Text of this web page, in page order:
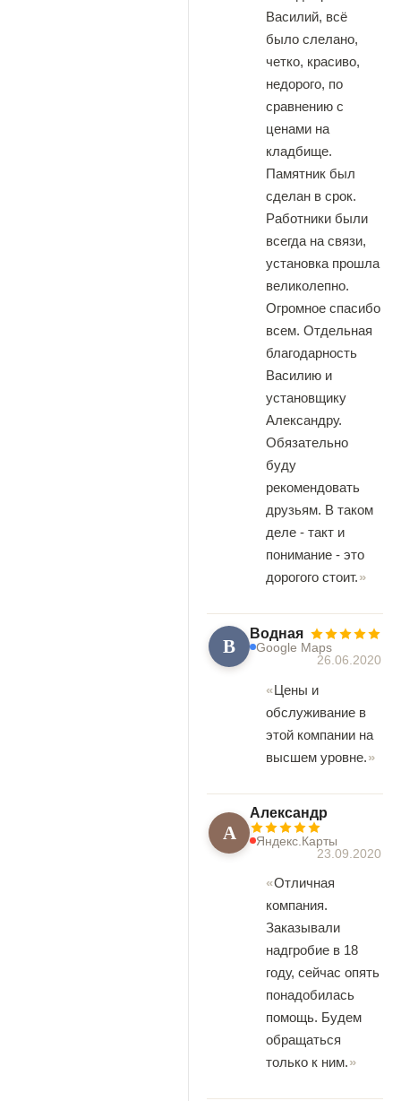
Василий, всё
было слелано,
четко, красиво,
недорого, по
сравнению с
ценами на
кладбище.
Памятник был
сделан в срок.
Работники были
всегда на связи,
установка прошла
великолепно.
Огромное спасибо
всем. Отдельная
благодарность
Василию и
установщику
Александру.
Обязательно
буду
рекомендовать
друзьям. В таком
деле - такт и
понимание - это
дорогого стоит.
В Водная
Google Maps
26.06.2020
Цены и
обслуживание в
этой компании на
высшем уровне.
А
Александр
Яндекс.Карты
23.09.2020
Отличная
компания.
Заказывали
надгробие в 18
году, сейчас опять
понадобилась
помощь. Будем
обращаться
только к ним.